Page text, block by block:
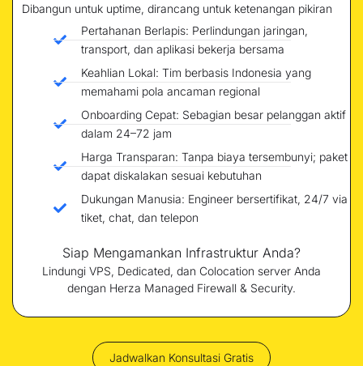
Dibangun untuk uptime, dirancang untuk ketenangan pikiran
Pertahanan Berlapis: Perlindungan jaringan,
transport, dan aplikasi bekerja bersama
Keahlian Lokal: Tim berbasis Indonesia yang
memahami pola ancaman regional
Onboarding Cepat: Sebagian besar pelanggan aktif
dalam 24–72 jam
Harga Transparan: Tanpa biaya tersembunyi; paket
dapat diskalakan sesuai kebutuhan
Dukungan Manusia: Engineer bersertifikat, 24/7 via
tiket, chat, dan telepon
Siap Mengamankan Infrastruktur Anda?
Lindungi VPS, Dedicated, dan Colocation server Anda
dengan Herza Managed Firewall & Security.
Jadwalkan Konsultasi Gratis